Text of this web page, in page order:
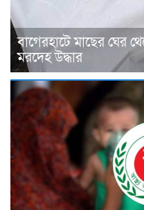
বাগেরহাটে মাছের ঘের
মরদেহ উদ্ধার